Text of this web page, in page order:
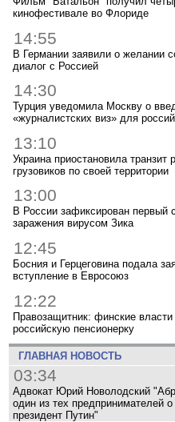
кинофестивале во Флориде
14:55
В Германии заявили о желании
диалог с Россией
14:30
Турция уведомила Москву о
«журналистских виз» для
13:10
Украина приостановила транзит
грузовиков по своей территории
13:00
В России зафиксирован первый
заражения вирусом Зика
12:45
Босния и Герцеговина подала
вступление в Евросоюз
12:22
Правозащитник: финские
российскую пенсионерку
ГЛАВНАЯ НОВОСТЬ
03:34
Адвокат Юрий Новолодский
один из тех предпринимателей о
президент Путин"